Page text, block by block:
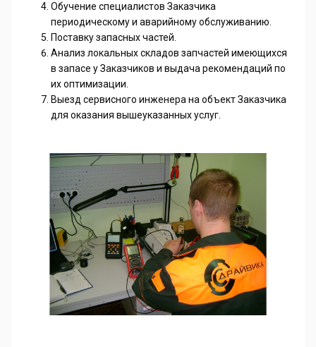
Обучение специалистов Заказчика
периодическому и аварийному обслуживанию.
Поставку запасных частей.
Анализ локальных складов запчастей имеющихся
в запасе у Заказчиков и выдача рекомендаций по
их оптимизации.
Выезд сервисного инженера на объект Заказчика
для оказания вышеуказанных услуг.